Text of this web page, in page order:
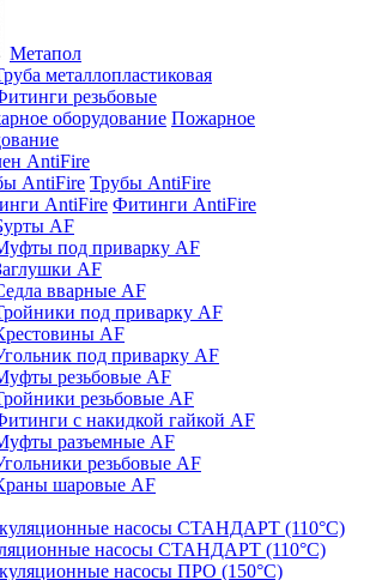
Метапол
металлопластиковая
резьбовые
Пожарное
AntiFire
Трубы AntiFire
Фитинги AntiFire
AF
под приварку AF
AF
вварные AF
под приварку AF
AF
под приварку AF
резьбовые AF
резьбовые AF
с накидкой гайкой AF
разъемные AF
резьбовые AF
шаровые AF
насосы СТАНДАРТ (110°C)